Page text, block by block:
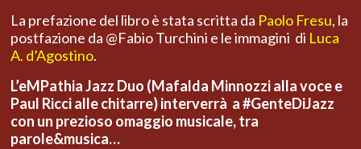
La prefazione del libro è stata scritta da Paolo Fresu, la
postfazione da @Fabio Turchini e le immagini di Luca
A. d’Agostino.
L’eMPathia Jazz Duo (Mafalda Minnozzi alla voce e
Paul Ricci alle chitarre) interverrà a #GenteDiJazz
con un prezioso omaggio musicale, tra
parole&musica…